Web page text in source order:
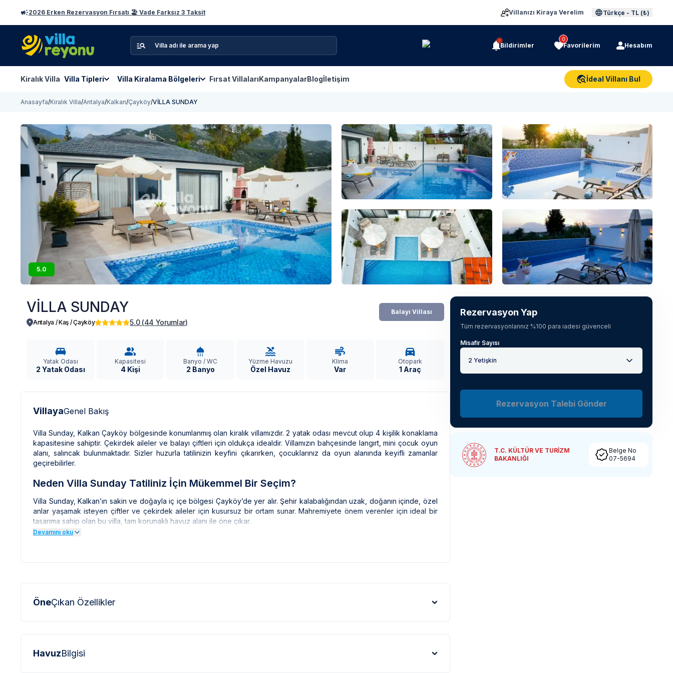
2026 Erken Rezervasyon Fırsatı 🏖️ Vade Farksız 3 Taksit Villanızı Kiraya Verelim Türkçe - TL (₺)
Bildirimler
0
Favorilerim Hesabım
Kiralık Villa Villa Tipleri Villa Kiralama Bölgeleri Fırsat VillalarıKampanyalarBlogİletişim İdeal Villanı Bul
Anasayfa/Kiralık Villa/Antalya/Kalkan/Çayköy/VİLLA SUNDAY
5.0
Tüm fotoğrafları gör
VİLLA SUNDAY
Antalya / Kaş /Çayköy 5.0(44 Yorumlar)
Balayı Villası
Yatak Odası
2 Yatak Odası
Kapasitesi
4 Kişi
Banyo / WC
2 Banyo
Yüzme Havuzu
Özel Havuz
Klima
Var
Otopark
1 Araç
VillayaGenel Bakış
Villa Sunday, Kalkan Çayköy bölgesinde konumlanmış olan kiralık villamızdır. 2 yatak odası mevcut olup 4 kişilik konaklama
kapasitesine sahiptir. Çekirdek aileler ve balayı çiftleri için oldukça idealdir. Villamızın bahçesinde langırt, mini çocuk oyun
alanı, salıncak bulunmaktadır. Sizler huzurla tatilinizin keyfini çıkarırken, çocuklarınız da oyun alanında keyifli zamanlar
geçirebilirler.
Neden Villa Sunday Tatiliniz İçin Mükemmel Bir Seçim?
Villa Sunday, Kalkan’ın sakin ve doğayla iç içe bölgesi Çayköy’de yer alır. Şehir kalabalığından uzak, doğanın içinde, özel
anlar yaşamak isteyen çiftler ve çekirdek aileler için kusursuz bir ortam sunar. Mahremiyete önem verenler için ideal bir
tasarıma sahip olan bu villa, tam korunaklı havuz alanı ile öne çıkar.
Villa Sunday'in Sunduğu Konfor ve Ayrıcalıklar Nelerdir?
iç mimarisi sayesinde konuklarına ev sıcaklığında bir tatil deneyimi yaşatır. Açık plan mutfakta gerekli tüm ekipmanlar
Devamını oku
ÖneÇıkan Özellikler
HavuzBilgisi
Rezervasyon Yap
Tüm rezervasyonlarınız %100 para iadesi güvenceli
Misafir Sayısı
2 Yetişkin
Rezervasyon Talebi Gönder
T.C. KÜLTÜR VE TURİZM
BAKANLIĞI
Belge No
07-5694